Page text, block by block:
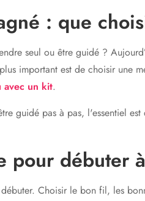
: que
seul ou être guidé ?
important est de choisir une
avec un kit.
guidé pas à pas, l'essentiel
pour débuter
Choisir le bon fil, les